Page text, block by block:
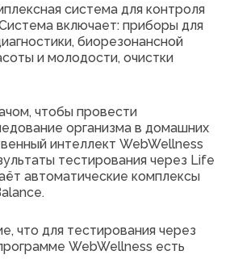
система для контроля
включает: приборы для
биорезонансной
и молодости, очистки
чтобы провести
организма в домашних
интеллект WebWellness
тестирования через Life
автоматические комплексы
что для тестирования через
WebWellness есть